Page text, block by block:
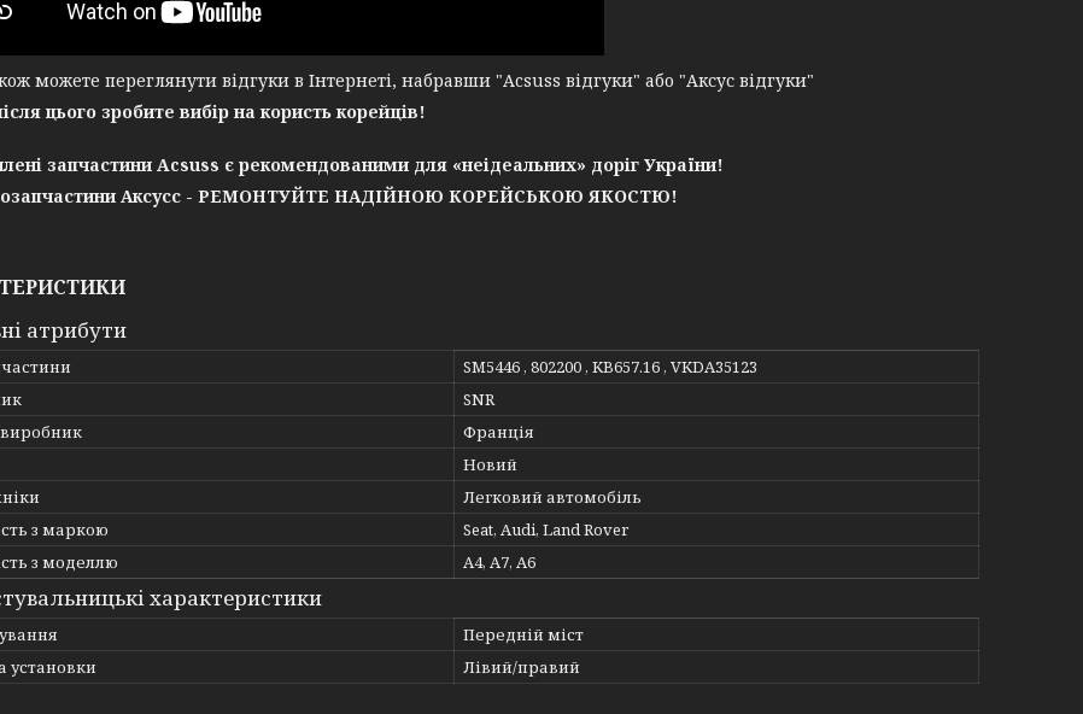
можете переглянути відгуки в Інтернеті, набравши "Acsuss відгуки" або "Аксус відгуки"
цього зробите вибір на користь корейців!
запчастини Acsuss є рекомендованими для «неідеальних» доріг України!
Аксусс - РЕМОНТУЙТЕ НАДІЙНОЮ КОРЕЙСЬКОЮ ЯКОСТЮ!
атрибути
SM5446 , 802200 , KB657.16 , VKDA35123
SNR
Франція
Новий
Легковий автомобіль
з маркою
Seat, Audi, Land Rover
з моделлю
A4, A7, A6
характеристики
Передній міст
установки
Лівий/правий